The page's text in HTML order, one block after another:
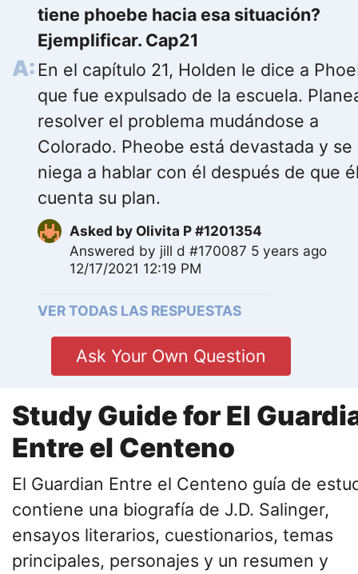
tiene phoebe hacia esa situación?
Ejemplificar. Cap21
En el capítulo 21, Holden le dice a
que fue expulsado de la escuela.
resolver el problema mudándose a
Colorado. Pheobe está devastada y se
niega a hablar con él después de que
cuenta su plan.
Asked by Olivita P #1201354
Answered by jill d #170087 5 years ago
12/17/2021 12:19 PM
VER TODAS LAS RESPUESTAS
Ask Your Own Question
Study Guide for El
Entre el Centeno
El Guardian Entre el Centeno guía de
contiene una biografía de J.D. Salinger,
ensayos literarios, cuestionarios, temas
principales, personajes y un resumen y